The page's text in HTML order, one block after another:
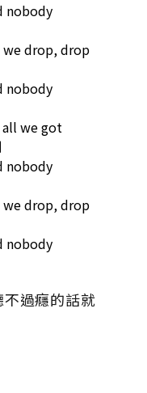
nobody
drop, drop
nobody
we got
nobody
drop, drop
nobody
過癮的話就